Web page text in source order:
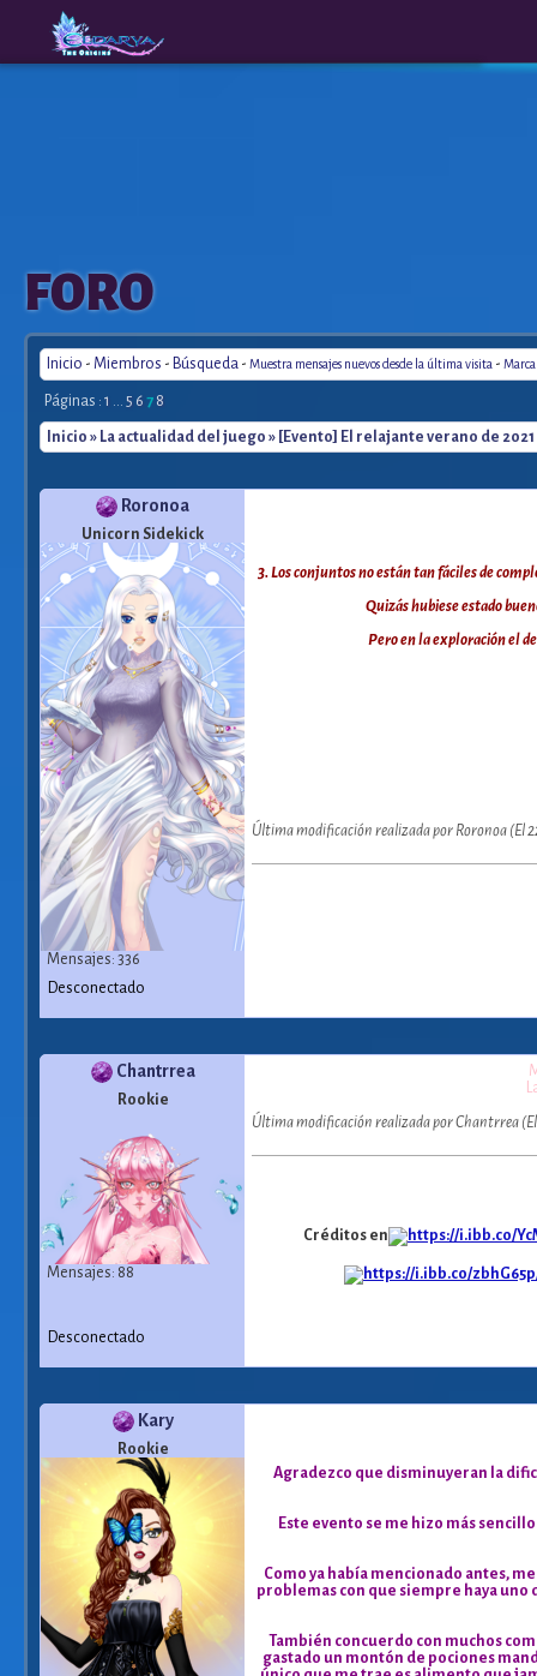
The
Origins
FORO
Inicio - Miembros - Búsqueda - Muestra mensajes nuevos desde la última visita - Marca
Páginas : 1 ... 5 6 7 8
Inicio » La actualidad del juego » [Evento] El relajante verano de 2021
Roronoa
Unicorn Sidekick
Mensajes: 336
3. Los conjuntos no están tan fáciles de
Quizás hubiese estado
Pero en la exploración el
Última modificación realizada por Roronoa (El
Desconectado
Chantrrea
Rookie
Mensajes: 88
Última modificación realizada por Chantrrea
Créditos en
Desconectado
Kary
Rookie
Agradezco que disminuyeran la
Este evento se me hizo más
Como ya había mencionado antes,
problemas con que siempre haya uno
También concuerdo con muchos
gastado un montón de pociones